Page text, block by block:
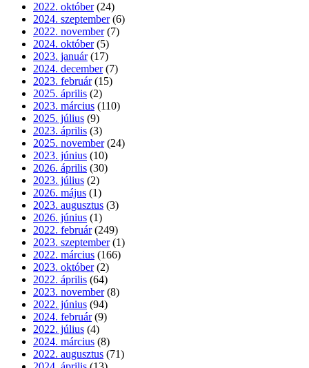
2022. október (24)
2024. szeptember (6)
2022. november (7)
2024. október (5)
2023. január (17)
2024. december (7)
2023. február (15)
2025. április (2)
2023. március (110)
2025. július (9)
2023. április (3)
2025. november (24)
2023. június (10)
2026. április (30)
2023. július (2)
2026. május (1)
2023. augusztus (3)
2026. június (1)
2022. február (249)
2023. szeptember (1)
2022. március (166)
2023. október (2)
2022. április (64)
2023. november (8)
2022. június (94)
2024. február (9)
2022. július (4)
2024. március (8)
2022. augusztus (71)